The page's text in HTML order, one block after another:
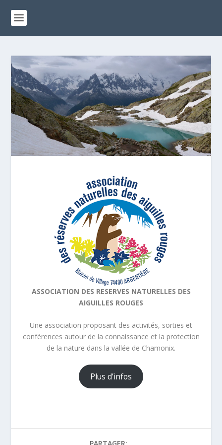
ASSOCIATION DES RESERVES NATURELLES DES
AIGUILLES ROUGES
Une association proposant des activités, sorties et
conférences autour de la connaissance et la protection
de la nature dans la vallée de Chamonix.
Plus d’infos